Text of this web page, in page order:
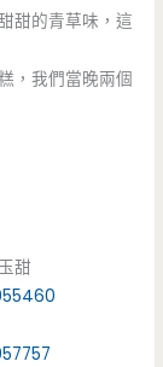
甜的青草味，這
，我們當晚兩個
甜